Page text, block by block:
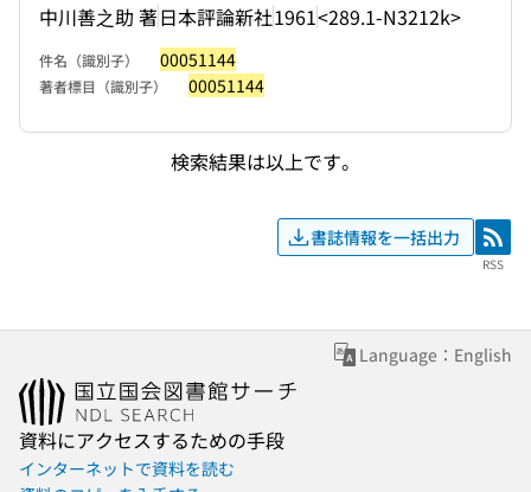
中川善之助 著日本評論新社1961<289.1-N3212k>
件名（識別子） 00051144
著者標目（識別子） 00051144
検索結果は以上です。
書誌情報を一括出力 RSS
RSS
Language：English
資料にアクセスするための手段
インターネットで資料を読む